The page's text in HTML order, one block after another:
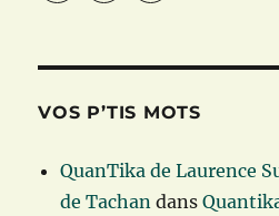
VOS P’TIS MOTS
QuanTika de Laurence
de Tachan dans